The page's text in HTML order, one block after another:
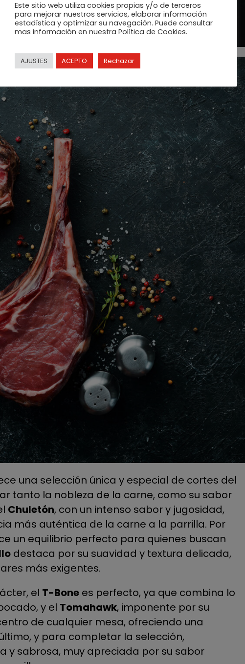
una selección única y especial de cortes del
tanto la nobleza de la carne, como su sabor
Chuletón, con un intenso sabor y jugosidad,
más auténtica de la carne a la parrilla. Por
un equilibrio perfecto para quienes buscan
destaca por su suavidad y textura delicada,
más exigentes.
el T-Bonees perfecto, ya que combina lo
y el Tomahawk, imponente por su
de cualquier mesa, ofreciendo una
y para completar la selección,
y sabrosa, muy apreciada por su sabor
Este sitio web utiliza cookies propias y/o de terceros
para mejorar nuestros servicios, elaborar información
estadística y optimizar su navegación. Puede consultar
mas información en nuestra Política de Cookies.
AJUSTES ACEPTO Rechazar